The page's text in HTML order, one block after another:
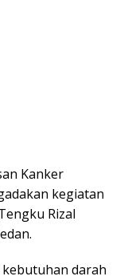
Kanker
kegiatan
Rizal
darah